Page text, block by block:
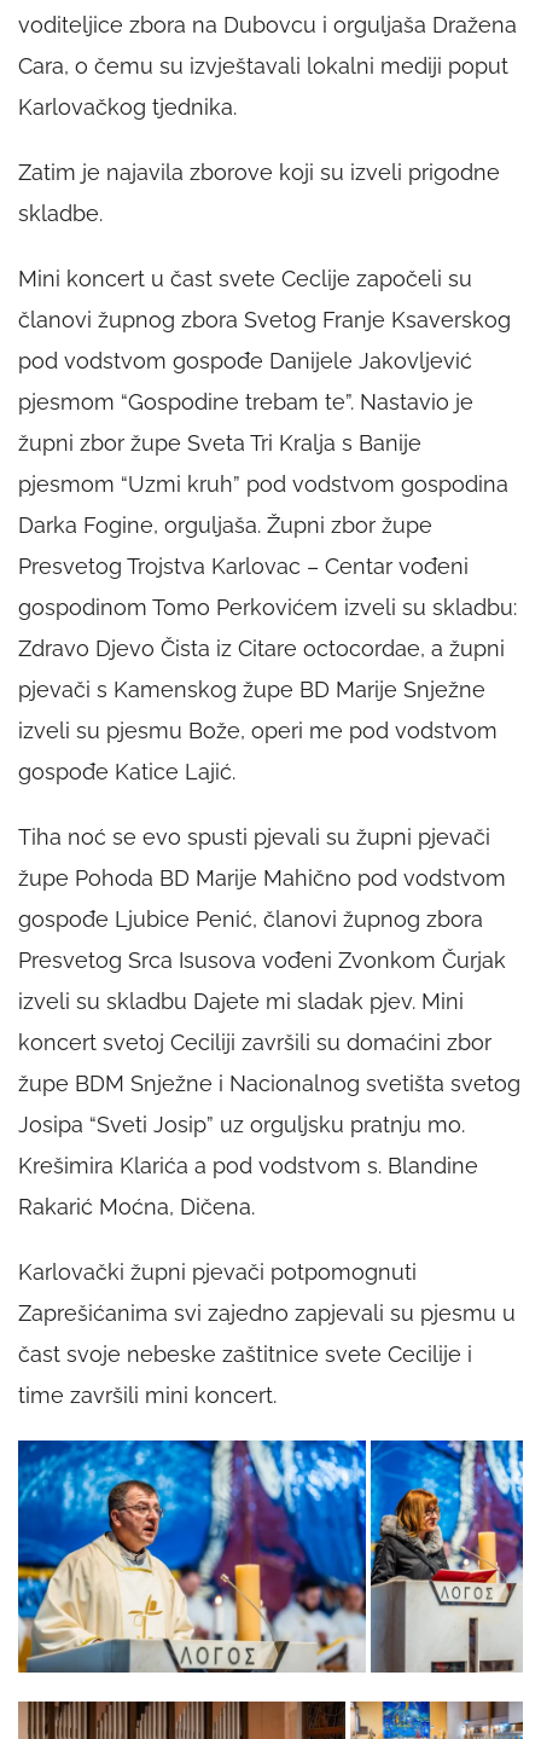
voditeljice zbora na Dubovcu i orguljaša Dražena
Cara, o čemu su izvještavali lokalni mediji poput
Karlovačkog tjednika.
Zatim je najavila zborove koji su izveli prigodne
skladbe.
Mini koncert u čast svete Ceclije započeli su
članovi župnog zbora Svetog Franje Ksaverskog
pod vodstvom gospođe Danijele Jakovljević
pjesmom “Gospodine trebam te”. Nastavio je
župni zbor župe Sveta Tri Kralja s Banije
pjesmom “Uzmi kruh” pod vodstvom gospodina
Darka Fogine, orguljaša. Župni zbor župe
Presvetog Trojstva Karlovac – Centar vođeni
gospodinom Tomo Perkovićem izveli su skladbu:
Zdravo Djevo Čista iz Citare octocordae, a župni
pjevači s Kamenskog župe BD Marije Snježne
izveli su pjesmu Bože, operi me pod vodstvom
gospođe Katice Lajić.
Tiha noć se evo spusti pjevali su župni pjevači
župe Pohoda BD Marije Mahično pod vodstvom
gospođe Ljubice Penić, članovi župnog zbora
Presvetog Srca Isusova vođeni Zvonkom Čurjak
izveli su skladbu Dajete mi sladak pjev. Mini
koncert svetoj Ceciliji završili su domaćini zbor
župe BDM Snježne i Nacionalnog svetišta svetog
Josipa “Sveti Josip” uz orguljsku pratnju mo.
Krešimira Klarića a pod vodstvom s. Blandine
Rakarić Moćna, Dičena.
Karlovački župni pjevači potpomognuti
Zaprešićanima svi zajedno zapjevali su pjesmu u
čast svoje nebeske zaštitnice svete Cecilije i
time završili mini koncert.